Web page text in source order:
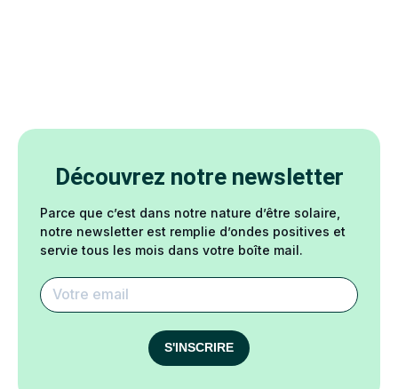
Découvrez notre newsletter
Parce que c’est dans notre nature d’être solaire,
notre newsletter est remplie d’ondes positives et
servie tous les mois dans votre boîte mail.
S'INSCRIRE